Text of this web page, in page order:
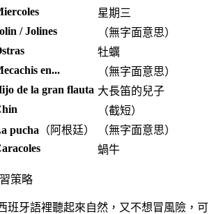
星期三
/ Jolines
（無字面意思）
牡蠣
en...
（無字面意思）
de la gran flauta 大長笛的兒子
（截短）
pucha （阿根廷）
（無字面意思）
蝸牛
策略
班牙語裡聽起來自然，又不想冒風險，可